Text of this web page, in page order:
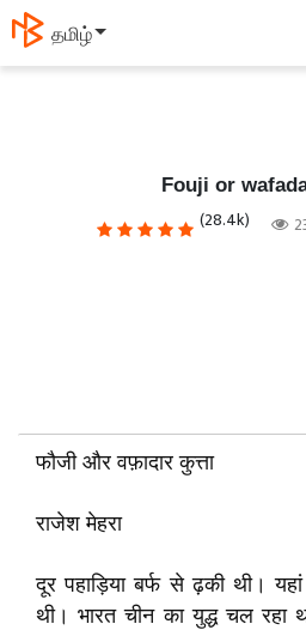
தமிழ்
Fouji or
(28.4k)
फौजी और वफ़ादार कुत्ता
राजेश मेहरा
दूर पहाड़िया बर्फ से ढ़की थी। यहां
थी। भारत चीन का युद्ध चल रहा